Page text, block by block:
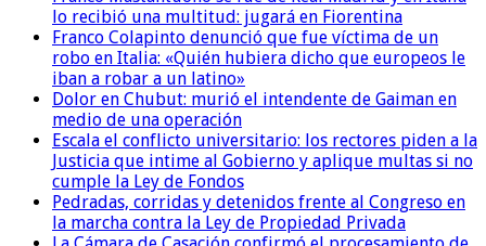
lo recibió una multitud: jugará en Fiorentina
Franco Colapinto denunció que fue víctima de un
robo en Italia: «Quién hubiera dicho que europeos le
iban a robar a un latino»
Dolor en Chubut: murió el intendente de Gaiman en
medio de una operación
Escala el conflicto universitario: los rectores piden a la
Justicia que intime al Gobierno y aplique multas si no
cumple la Ley de Fondos
Pedradas, corridas y detenidos frente al Congreso en
la marcha contra la Ley de Propiedad Privada